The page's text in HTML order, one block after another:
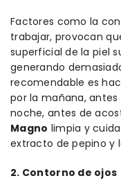
Factores como la
trabajar, provocan
superficial de la piel
generando
recomendable es
por la mañana,
noche, antes de
Magno limpia y
extracto de pepino y
2. Contorno de ojos